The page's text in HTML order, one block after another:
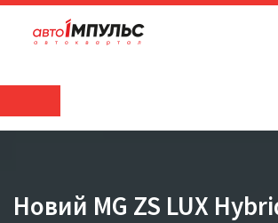
Новий MG ZS LUX